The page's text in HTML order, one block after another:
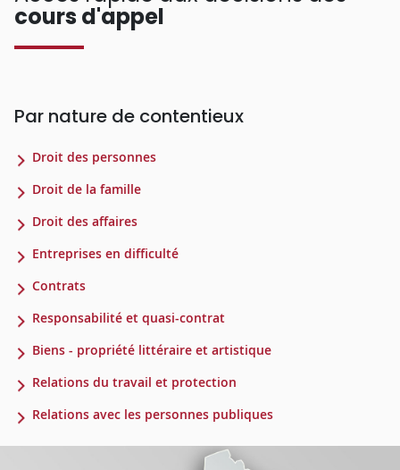
cours d'appel
Par nature de contentieux
Droit des personnes
Droit de la famille
Droit des affaires
Entreprises en difficulté
Contrats
Responsabilité et quasi-contrat
Biens - propriété littéraire et artistique
Relations du travail et protection
Relations avec les personnes publiques